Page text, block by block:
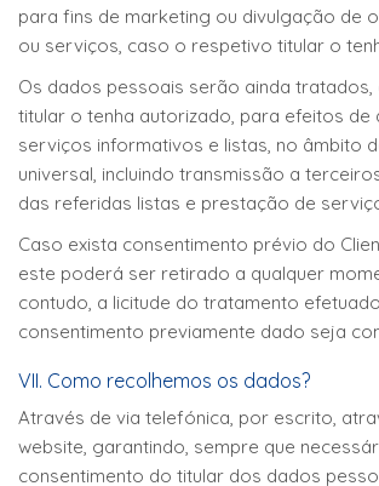
para fins de marketing ou divulgação de
ou serviços, caso o respetivo titular o
Os dados pessoais serão ainda
titular o tenha autorizado, para efeitos de
serviços informativos e listas, no âmbito
universal, incluindo transmissão a
das referidas listas e prestação de
Caso exista consentimento prévio do
este poderá ser retirado a qualquer
contudo, a licitude do tratamento
consentimento previamente dado seja
VII. Como recolhemos os dados?
Através de via telefónica, por escrito,
website, garantindo, sempre que
consentimento do titular dos dados